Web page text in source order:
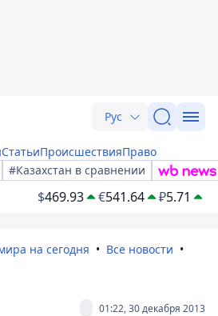
Рус
СтатьиПроисшествияПраво
#Казахстан в сравнении
$469.93 €541.64 ₽5.71
на сегодня
Все новости
01:22, 30 декабря 2013